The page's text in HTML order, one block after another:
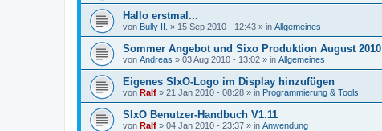
Hallo erstmal...
von Bully II. » 15 Sep 2010 - 12:43 » in Allgemeines
Sommer Angebot und Sixo Produktion August 2010
von Andreas » 03 Aug 2010 - 13:02 » in Allgemeines
Eigenes SIxO-Logo im Display hinzufügen
von Ralf » 21 Jan 2010 - 08:28 » in Programmierung & Tools
SIxO Benutzer-Handbuch V1.11
von Ralf » 04 Jan 2010 - 23:37 » in Anwendung